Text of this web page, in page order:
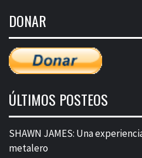
entradas
DONAR
ÚLTIMOS POSTEOS
SHAWN JAMES: Una
metalero